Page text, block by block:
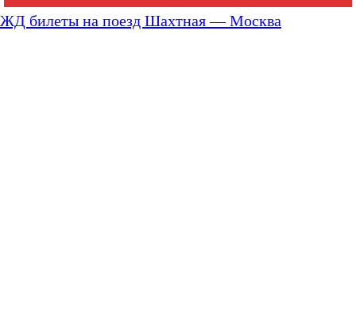
ЖД билеты на поезд Шахтная — Москва